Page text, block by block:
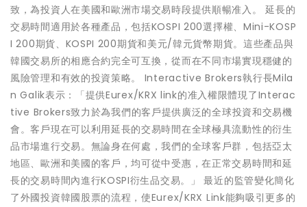
致，為投資人在美國和歐洲市場交易時段提供順暢准入。 延長的
交易時間適用於各種產品，包括KOSPI 200選擇權、Mini-KOSP
I 200期貨、KOSPI 200期貨和美元/韓元貨幣期貨。這些產品與
韓國交易所的相應合約完全可互換，從而在不同市場實現穩健的
風險管理和有效的投資策略。 Interactive Brokers執行長Mila
n Galik表示：「提供Eurex/KRX link的准入權限體現了Interac
tive Brokers致力於為我們的客戶提供廣泛的全球投資和交易機
會。客戶現在可以利用延長的交易時間在全球極具流動性的衍生
品市場進行交易。無論身在何處，我們的全球客戶群，包括亞太
地區、歐洲和美國的客戶，均可從中受惠，在正常交易時間和延
長的交易時間內進行KOSPI衍生品交易。」 最近的監管變化簡化
了外國投資韓國股票的流程，使Eurex/KRX Link能夠吸引更多的